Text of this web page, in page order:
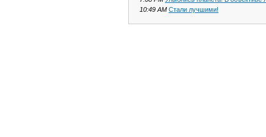
10:49 AM Стали лучшими!